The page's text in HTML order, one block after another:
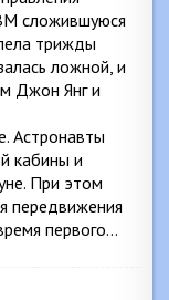
сложившуюся
трижды
ложной, и
Джон Янг и
Астронавты
кабины и
При этом
передвижения
первого…